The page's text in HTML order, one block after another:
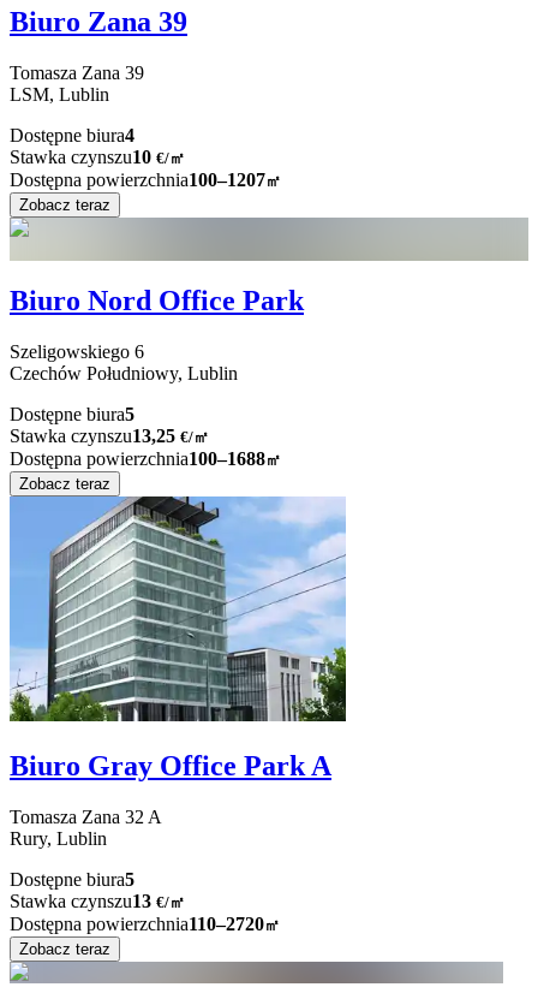
Biuro Zana 39
Tomasza Zana 39
LSM, Lublin
Dostępne biura4
Stawka czynszu10 €/㎡
Dostępna powierzchnia100–1207㎡
Zobacz teraz
Biuro Nord Office Park
Szeligowskiego 6
Czechów Południowy, Lublin
Dostępne biura5
Stawka czynszu13,25 €/㎡
Dostępna powierzchnia100–1688㎡
Zobacz teraz
Biuro Gray Office Park A
Tomasza Zana 32 A
Rury, Lublin
Dostępne biura5
Stawka czynszu13 €/㎡
Dostępna powierzchnia110–2720㎡
Zobacz teraz